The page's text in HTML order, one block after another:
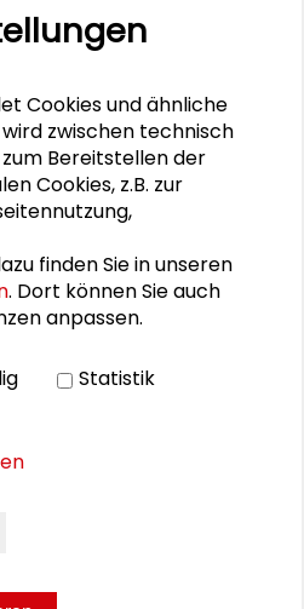
Schwerpunkt Film
zu studieren.
Sein erster Film, die 47-
HANAU - EINE
wurde 2022 mit dem
und bildet die
Langfilm DAS
der Premiere auf der
Für die Produktion
TRAUMALAND
und Medienstiftung
Volk” wird
ist er zum
Cookies und ähnliche
zwischen technisch
Bereitstellen der
Cookies, z.B. zur
finden Sie in unseren
. Dort können Sie auch
anpassen.
Statistik